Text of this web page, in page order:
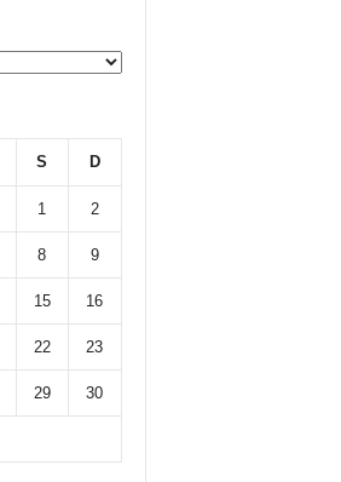
S D
1 2
8 9
15 16
22 23
29 30